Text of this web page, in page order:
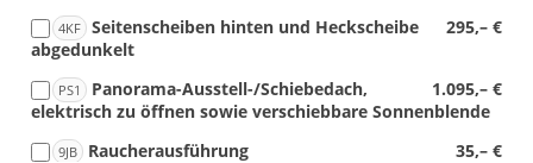
4KF 295,– €
Seitenscheiben hinten und Heckscheibe
abgedunkelt
PS1 1.095,– €
Panorama-Ausstell-/Schiebedach,
elektrisch zu öffnen sowie verschiebbare Sonnenblende
9JB 35,– €
Raucherausführung